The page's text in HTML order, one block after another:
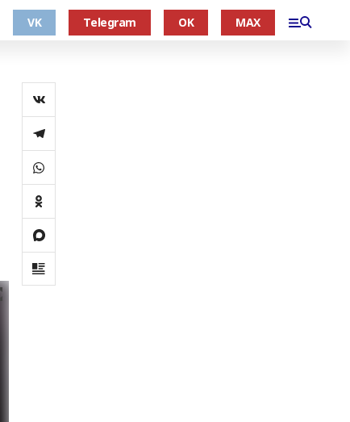
VK Telegram OK MAX